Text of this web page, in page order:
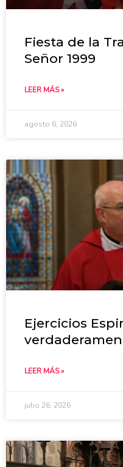
Fiesta de la
Señor 1999
LEER MÁS »
agosto 6, 2026
Ejercicios
LEER MÁS »
julio 26, 2026